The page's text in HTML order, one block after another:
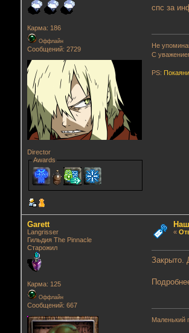
Карма: 186
Оффлайн
Сообщений: 2729
Director
Awards
спс за
Не
С
PS:
Garett
Langrisser
Гильдия The Pinnacle
Старожил
Карма: 125
Оффлайн
Сообщений: 667
«
Закрыто.
Маленький